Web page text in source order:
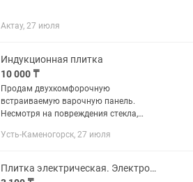
Актау, 27 июля
Индукционная плитка
10 000 ₸
Продам двухкомфорочную
встраиваемую варочную панель.
Несмотря на повреждения стекла,
либо нареканий! Дети уронили
нагрев...
Усть-Каменогорск, 27 июля
Плитка электрическая. Электроплита. Электрическая плита. Доставка по городу